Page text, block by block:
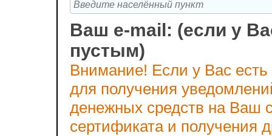
Ваш e-mail: (если у
пустым)
Внимание! Если у Вас
для получения
денежных средств на Ваш
сертификата и получения